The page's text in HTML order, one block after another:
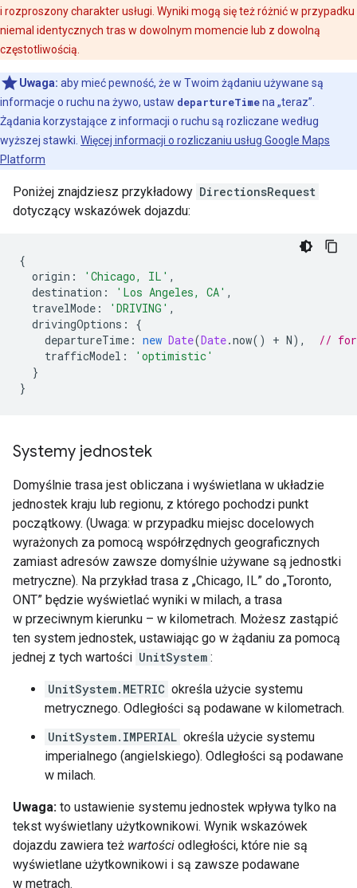
i rozproszony charakter usługi. Wyniki mogą się też różnić w przypadku
niemal identycznych tras w dowolnym momencie lub z dowolną
częstotliwością.
Uwaga: aby mieć pewność, że w Twoim żądaniu używane są
informacje o ruchu na żywo, ustaw departureTimena „teraz”.
Żądania korzystające z informacji o ruchu są rozliczane według
wyższej stawki. Więcej informacji o rozliczaniu usług Google Maps
Platform
Poniżej znajdziesz przykładowy DirectionsRequest
dotyczący wskazówek dojazdu:
{
origin : 'Chicago, IL' ,
destination : 'Los Angeles, CA' ,
travelMode : 'DRIVING' ,
drivingOptions :
{
departureTime : new Date(Date.now() + N),
// for
trafficModel :
'optimistic'
}
}
Systemy jednostek
Domyślnie trasa jest obliczana i wyświetlana w układzie
jednostek kraju lub regionu, z którego pochodzi punkt
początkowy. (Uwaga: w przypadku miejsc docelowych
wyrażonych za pomocą współrzędnych geograficznych
zamiast adresów zawsze domyślnie używane są jednostki
metryczne). Na przykład trasa z „Chicago, IL” do „Toronto,
ONT” będzie wyświetlać wyniki w milach, a trasa
w przeciwnym kierunku – w kilometrach. Możesz zastąpić
ten system jednostek, ustawiając go w żądaniu za pomocą
jednej z tych wartości UnitSystem :
UnitSystem.METRIC określa użycie systemu
metrycznego. Odległości są podawane w kilometrach.
UnitSystem.IMPERIAL określa użycie systemu
imperialnego (angielskiego). Odległości są podawane
w milach.
Uwaga: to ustawienie systemu jednostek wpływa tylko na
tekst wyświetlany użytkownikowi. Wynik wskazówek
dojazdu zawiera też wartości odległości, które nie są
wyświetlane użytkownikowi i są zawsze podawane
w metrach.